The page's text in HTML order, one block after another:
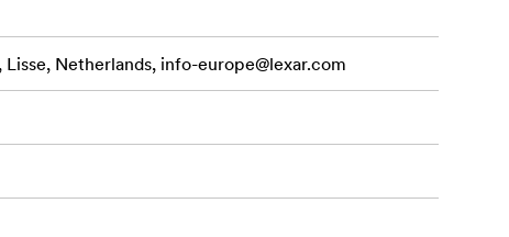
1000 MB/s
Netherlands, info-europe@lexar.com